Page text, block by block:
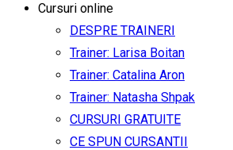
Cursuri online
DESPRE TRAINERI
Trainer: Larisa Boitan
Trainer: Catalina Aron
Trainer: Natasha Shpak
CURSURI GRATUITE
CE SPUN CURSANTII